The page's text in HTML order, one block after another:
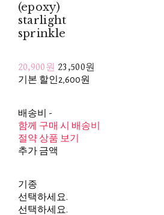
(epoxy)
starlight
sprinkle
20,900원 23,500원
기본 할인 2,600원
배송비 -
함께 구매 시 배송비
절약 상품 보기
추가 금액
기종
선택하세요.
선택하세요.